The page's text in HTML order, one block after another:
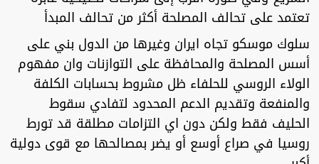
تعتمد على تحالف المصلحة أكثر من تحالف المبدأ
سلوك موسكو تجاه ايران وغيرها من الدول بني على
أسس المصلحة والمحافظة على التوازنات وان مفهوم
الولاء الروسي للحلفاء ظل مشروط بحسابات الكلفة
والمنفعة وتقديم الدعم المحدود لتفادي سقوط
الحليف فقط ولكن دون اي التزامات مطلقة قد تورط
روسيا في صراع أوسع أو يضر بمصالحها مع قوى دولية